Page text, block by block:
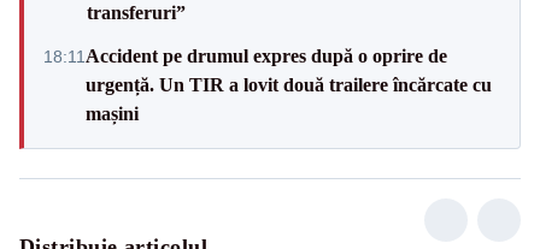
transferuri”
18:11 Accident pe drumul expres după o oprire de
urgență. Un TIR a lovit două trailere încărcate cu
mașini